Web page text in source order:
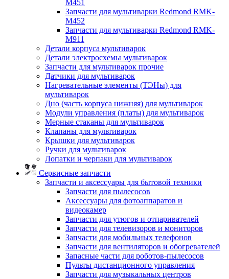
M451
Запчасти для мультиварки Redmond RMK-
M452
Запчасти для мультиварки Redmond RMK-
M911
Детали корпуса мультиварок
Детали электросхемы мультиварок
Запчасти для мультиварок прочие
Датчики для мультиварок
Нагревательные элементы (ТЭНы) для
мультиварок
Дно (часть корпуса нижняя) для мультиварок
Модули управления (платы) для мультиварок
Мерные стаканы для мультиварок
Клапаны для мультиварок
Крышки для мультиварок
Ручки для мультиварок
Лопатки и черпаки для мультиварок
Сервисные запчасти
Запчасти и аксессуары для бытовой техники
Запчасти для пылесосов
Аксессуары для фотоаппаратов и
видеокамер
Запчасти для утюгов и отпаривателей
Запчасти для телевизоров и мониторов
Запчасти для мобильных телефонов
Запчасти для вентиляторов и обогревателей
Запасные части для роботов-пылесосов
Пульты дистанционного управления
Запчасти для музыкальных центров